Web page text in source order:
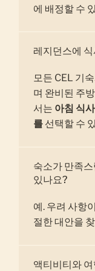
에 배정할 수
레지던스에
모든 CEL 기
며 완비된 주
서는 아침 식
를 선택할 수
숙소가 만족
있나요?
예. 우려 사항
절한 대안을
액티비티와